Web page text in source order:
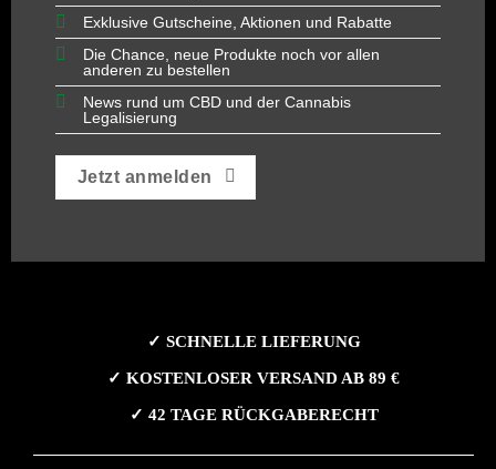
Exklusive Gutscheine, Aktionen und Rabatte
Die Chance, neue Produkte noch vor allen
anderen zu bestellen
News rund um CBD und der Cannabis
Legalisierung
Jetzt anmelden
✓ SCHNELLE LIEFERUNG
✓ KOSTENLOSER VERSAND AB 89 €
✓ 42 TAGE RÜCKGABERECHT